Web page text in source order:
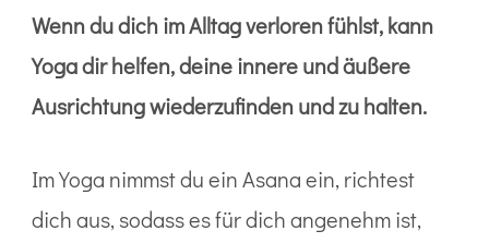
Wenn du dich im Alltag verloren fühlst, kann
Yoga dir helfen, deine innere und äußere
Ausrichtung wiederzufinden und zu halten.
Im Yoga nimmst du ein Asana ein, richtest
dich aus, sodass es für dich angenehm ist,